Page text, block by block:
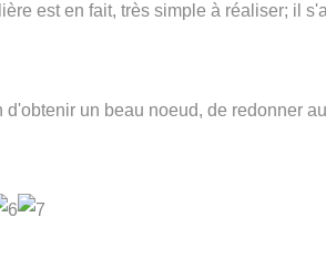
est en fait, très simple à réaliser; il
d'obtenir un beau noeud, de redonner